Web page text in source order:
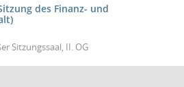
des Finanz- und
Sitzungssaal, II. OG